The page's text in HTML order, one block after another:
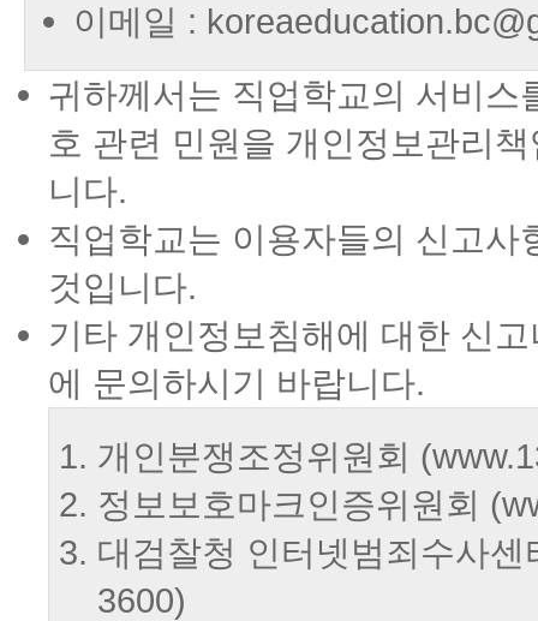
이메일 :
귀하께서는 직업학교의 서비
호 관련 민원을 개인정보관리
니다.
직업학교는 이용자들의 신고
것입니다.
기타 개인정보침해에 대한 신
에 문의하시기 바랍니다.
개인분쟁조정위원회
정보보호마크인증위원회
대검찰청 인터넷범죄수사
3600)